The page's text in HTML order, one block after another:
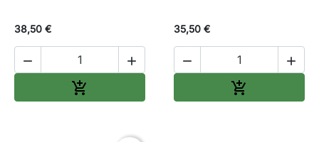
38,50 €
 

35,50 €
 
